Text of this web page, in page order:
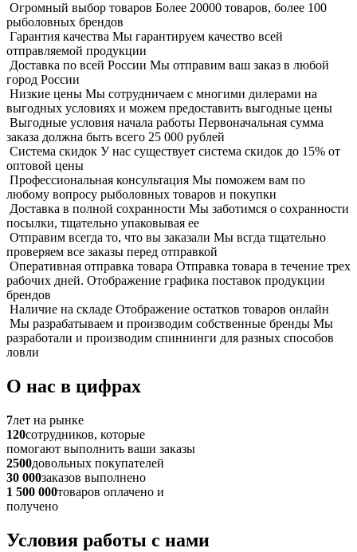
Огромный выбор товаров Более 20000 товаров, более 100
рыболовных брендов
Гарантия качества Мы гарантируем качество всей
отправляемой продукции
Доставка по всей России Мы отправим ваш заказ в любой
город России
Низкие цены Мы сотрудничаем с многими дилерами на
выгодных условиях и можем предоставить выгодные цены
Выгодные условия начала работы Первоначальная сумма
заказа должна быть всего 25 000 рублей
Система скидок У нас существует система скидок до 15% от
оптовой цены
Профессиональная консультация Мы поможем вам по
любому вопросу рыболовных товаров и покупки
Доставка в полной сохранности Мы заботимся о сохранности
посылки, тщательно упаковывая ее
Отправим всегда то, что вы заказали Мы всгда тщательно
проверяем все заказы перед отправкой
Оперативная отправка товара Отправка товара в течение трех
рабочих дней. Отображение графика поставок продукции
брендов
Наличие на складе Отображение остатков товаров онлайн
Мы разрабатываем и производим собственные бренды Мы
разработали и производим спиннинги для разных способов
ловли
О нас в цифрах
7лет на рынке
120сотрудников, которые
помогают выполнить ваши заказы
2500довольных покупателей
30 000заказов выполнено
1 500 000товаров оплачено и
получено
Условия работы с нами